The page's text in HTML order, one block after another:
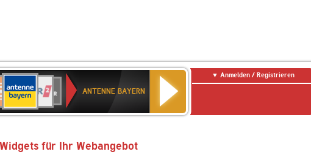
Deutschlandfunk
80er
90er
OLDIE
ANTENNE
SWR3
WDR
4 BAYERN
2
SWR
Kultur
NDR
2
ANTENNE BAYERN
Anmelden / Registrieren
für Ihr Webangebot